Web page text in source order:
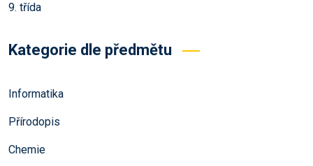
9. třída
Kategorie dle předmětu
Informatika
Přírodopis
Chemie